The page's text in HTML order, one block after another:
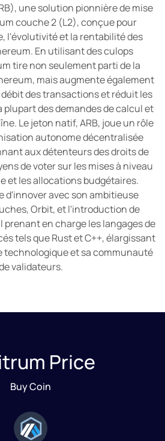
une solution pionnière de mise
couche 2 (L2), conçue pour
l'évolutivité et la rentabilité des
En utilisant des culops
tire non seulement parti de la
mais augmente également
des transactions et réduit les
des demandes de calcul et
Le jeton natif, ARB, joue un rôle
autonome décentralisée
aux détenteurs des droits de
de voter sur les mises à niveau
et les allocations budgétaires.
d'innover avec son ambitieuse
Orbit, et l'introduction de
en charge les langages de
tels que Rust et C++, élargissant
technologique et sa communauté
validateurs.
Price
Buy Coin